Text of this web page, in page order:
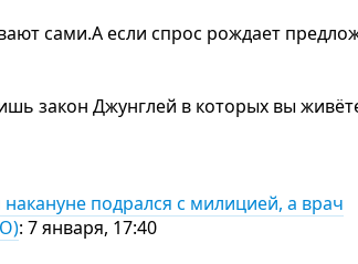
сами.А если спрос рождает
закон Джунглей в которых вы
подрался с милицией, а врач
: 7 января, 17:40